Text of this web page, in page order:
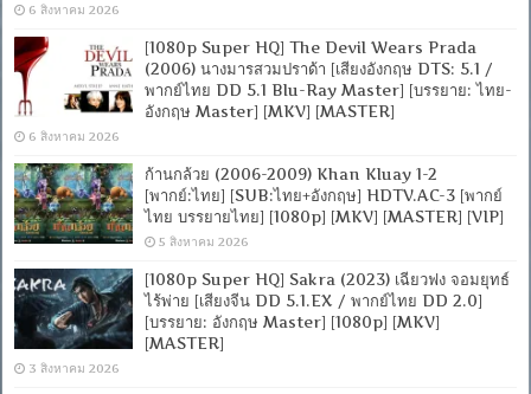
6 สิงหาคม 2026
[1080p Super HQ] The Devil Wears Prada
(2006) นางมารสวมปราด้า [เสียงอังกฤษ DTS: 5.1 /
พากย์ไทย DD 5.1 Blu-Ray Master] [บรรยาย: ไทย-
อังกฤษ Master] [MKV] [MASTER]
6 สิงหาคม 2026
ก้านกล้วย (2006-2009) Khan Kluay 1-2
[พากย์:ไทย] [SUB:ไทย+อังกฤษ] HDTV.AC-3 [พากย์
ไทย บรรยายไทย] [1080p] [MKV] [MASTER] [VIP]
5 สิงหาคม 2026
[1080p Super HQ] Sakra (2023) เฉียวฟง จอมยุทธ์
ไร้พ่าย [เสียงจีน DD 5.1.EX / พากย์ไทย DD 2.0]
[บรรยาย: อังกฤษ Master] [1080p] [MKV]
[MASTER]
3 สิงหาคม 2026